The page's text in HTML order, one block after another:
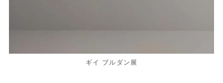
ギイ ブルダン展